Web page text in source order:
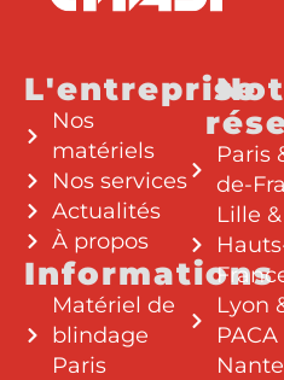
L'entreprise
Nos
matériels
Nos services
Actualités
À propos
Informations
Matériel de
blindage
Paris
Paris
de-
Lille &
Lyon
PACA